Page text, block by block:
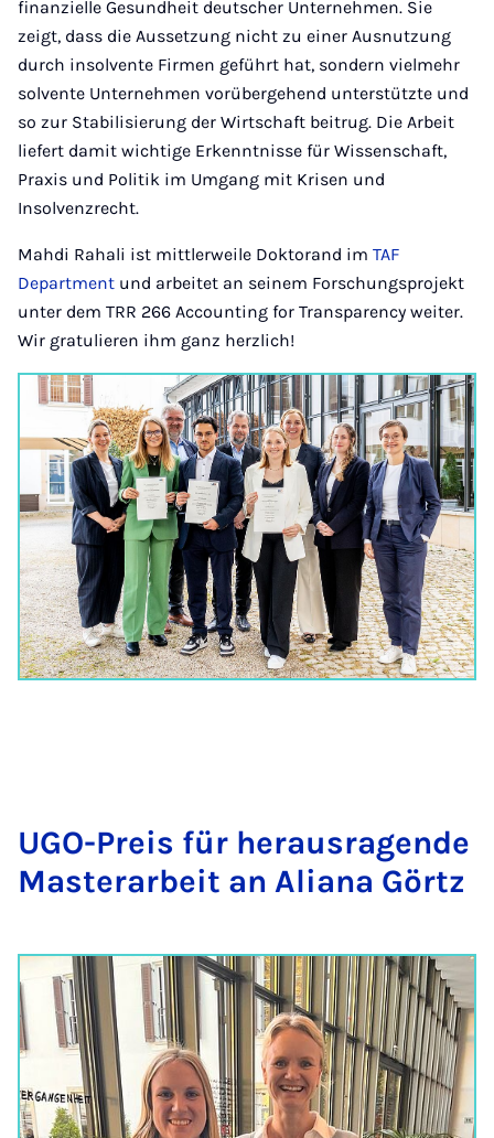
finanzielle Gesundheit deutscher Unternehmen. Sie
zeigt, dass die Aussetzung nicht zu einer Ausnutzung
durch insolvente Firmen geführt hat, sondern vielmehr
solvente Unternehmen vorübergehend unterstützte und
so zur Stabilisierung der Wirtschaft beitrug. Die Arbeit
liefert damit wichtige Erkenntnisse für Wissenschaft,
Praxis und Politik im Umgang mit Krisen und
Insolvenzrecht.
Mahdi Rahali ist mittlerweile Doktorand im TAF
Department und arbeitet an seinem Forschungsprojekt
unter dem TRR 266 Accounting for Transparency weiter.
Wir gratulieren ihm ganz herzlich!
UGO-Preis für her­aus­ra­gen­de
Mas­ter­a­r­beit an Ali­a­na Görtz